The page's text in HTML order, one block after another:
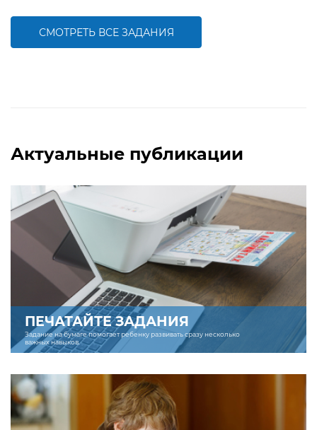
СМОТРЕТЬ ВСЕ ЗАДАНИЯ
Актуальные публикации
ПЕЧАТАЙТЕ ЗАДАНИЯ
Задание на бумаге помогает ребенку развивать сразу несколько
важных навыков.